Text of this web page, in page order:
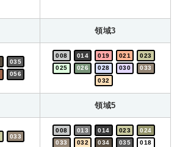
領域3
035
056
008 014 019 021
023
025
026 028 030
033
032
領域5
033
008 013 014 023
024
033
032 034 035
018